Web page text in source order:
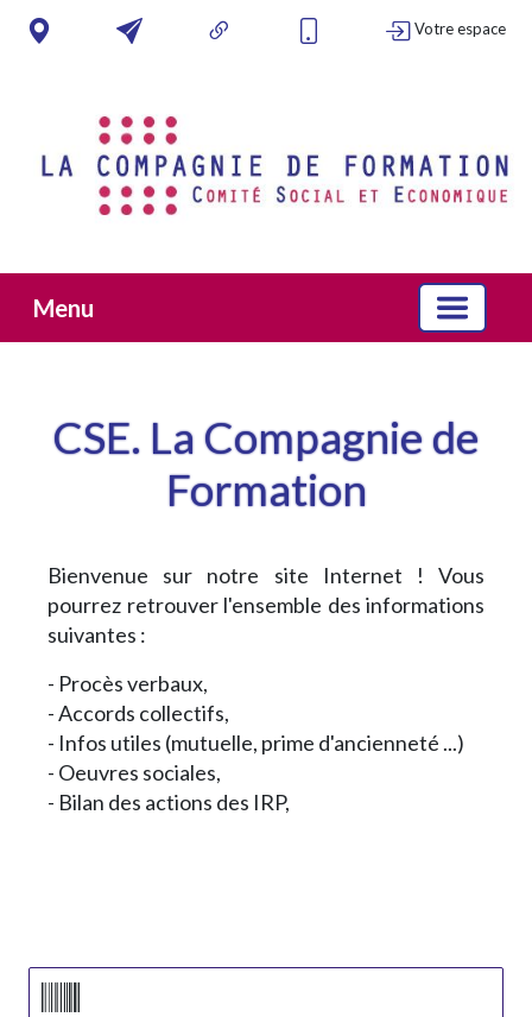
Votre espace
Menu
CSE. La Compagnie de
Formation
Bienvenue sur notre site Internet ! Vous
pourrez retrouver l'ensemble des informations
suivantes :
- Procès verbaux,
- Accords collectifs,
- Infos utiles (mutuelle, prime d'ancienneté ...)
- Oeuvres sociales,
- Bilan des actions des IRP,